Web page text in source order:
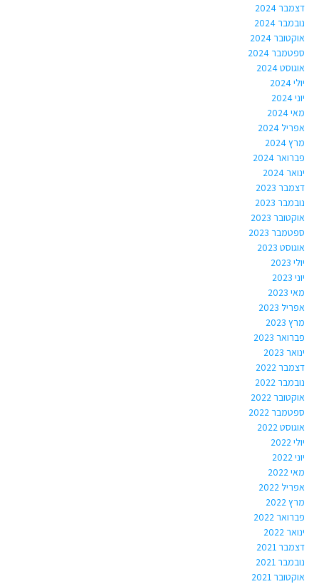
דצמבר 2024
נובמבר 2024
אוקטובר 2024
ספטמבר 2024
אוגוסט 2024
יולי 2024
יוני 2024
מאי 2024
אפריל 2024
מרץ 2024
פברואר 2024
ינואר 2024
דצמבר 2023
נובמבר 2023
אוקטובר 2023
ספטמבר 2023
אוגוסט 2023
יולי 2023
יוני 2023
מאי 2023
אפריל 2023
מרץ 2023
פברואר 2023
ינואר 2023
דצמבר 2022
נובמבר 2022
אוקטובר 2022
ספטמבר 2022
אוגוסט 2022
יולי 2022
יוני 2022
מאי 2022
אפריל 2022
מרץ 2022
פברואר 2022
ינואר 2022
דצמבר 2021
נובמבר 2021
אוקטובר 2021